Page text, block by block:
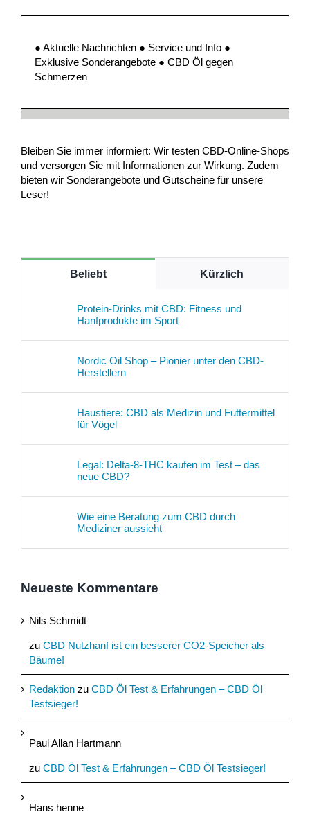
● Aktuelle Nachrichten ● Service und Info ●
Exklusive Sonderangebote ● CBD Öl gegen
Schmerzen
Bleiben Sie immer informiert: Wir testen CBD-Online-Shops
und versorgen Sie mit Informationen zur Wirkung. Zudem
bieten wir Sonderangebote und Gutscheine für unsere
Leser!
Beliebt Kürzlich
Protein-Drinks mit CBD: Fitness und
Hanfprodukte im Sport
Nordic Oil Shop – Pionier unter den CBD-
Herstellern
Haustiere: CBD als Medizin und Futtermittel
für Vögel
Legal: Delta-8-THC kaufen im Test – das
neue CBD?
Wie eine Beratung zum CBD durch
Mediziner aussieht
Neueste Kommentare
Nils Schmidt
zu CBD Nutzhanf ist ein besserer CO2-Speicher als
Bäume!
Redaktion zu CBD Öl Test & Erfahrungen – CBD Öl
Testsieger!
Paul Allan Hartmann
zu CBD Öl Test & Erfahrungen – CBD Öl Testsieger!
Hans henne